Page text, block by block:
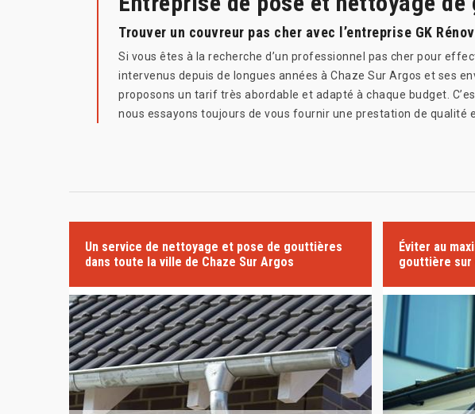
Trouver un couvreur pas cher avec l’entreprise GK
Si vous êtes à la recherche d’un professionnel pas cher pour
intervenus depuis de longues années à Chaze Sur Argos et ses
proposons un tarif très abordable et adapté à chaque budget.
nous essayons toujours de vous fournir une prestation de qualité
Un service de nettoyage et pose de gouttières
dans toute la ville de Chaze Sur Argos
Éviter au
gouttière sur